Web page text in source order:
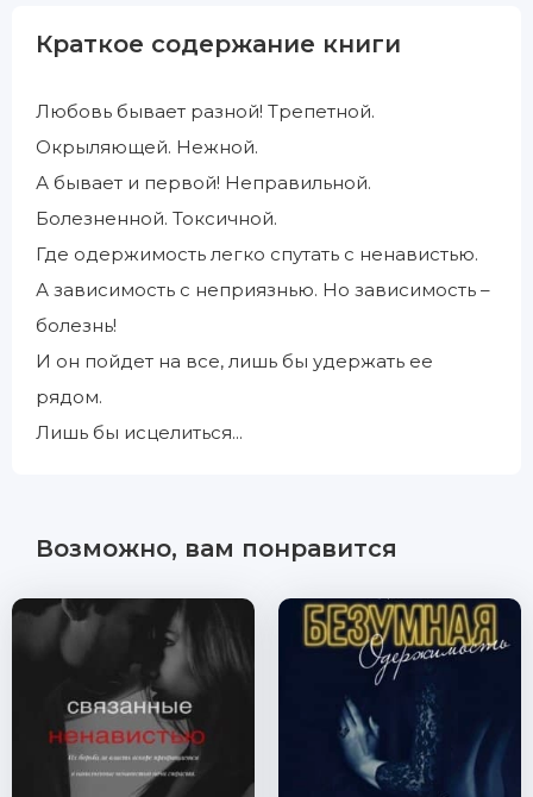
Краткое содержание книги
Любовь бывает разной! Трепетной.
Окрыляющей. Нежной.
А бывает и первой! Неправильной.
Болезненной. Токсичной.
Где одержимость легко спутать с ненавистью.
А зависимость с неприязнью. Но зависимость –
болезнь!
И он пойдет на все, лишь бы удержать ее
рядом.
Лишь бы исцелиться...
Возможно, вам понравится